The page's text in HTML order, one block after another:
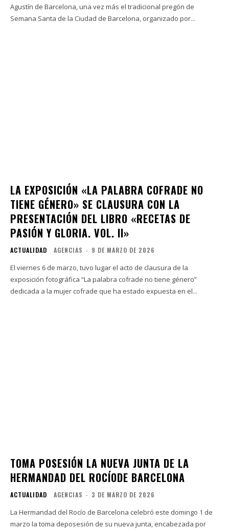
Agustín de Barcelona, una vez más el tradicional pregón de
Semana Santa de la Ciudad de Barcelona, organizado por...
LA EXPOSICIÓN «LA PALABRA COFRADE NO
TIENE GÉNERO» SE CLAUSURA CON LA
PRESENTACIÓN DEL LIBRO «RECETAS DE
PASIÓN Y GLORIA. VOL. II»
ACTUALIDAD AGENCIAS - 9 DE MARZO DE 2026
El viernes 6 de marzo, tuvo lugar el acto de clausura de la
exposición fotográfica “La palabra cofrade no tiene género”
dedicada a la mujer cofrade que ha estado expuesta en el...
TOMA POSESIÓN LA NUEVA JUNTA DE LA
HERMANDAD DEL ROCÍODE BARCELONA
ACTUALIDAD AGENCIAS - 3 DE MARZO DE 2026
La Hermandad del Rocío de Barcelona celebró este domingo 1 de
marzo la toma deposesión de su nueva junta, encabezada por